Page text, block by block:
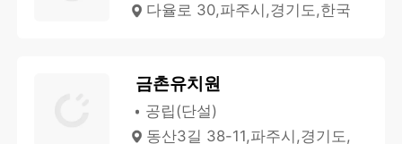
다율로 30,파주시,경기도,한국
금촌유치원
공립(단설)
동산3길 38-11,파주시,경기도,